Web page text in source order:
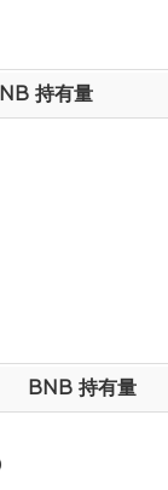
持有量
BNB 持有量